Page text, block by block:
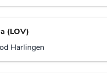
(LOV)
Harlingen